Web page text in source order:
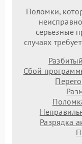
Поломки,
серьезные
случаях
Сбой
Разрядка